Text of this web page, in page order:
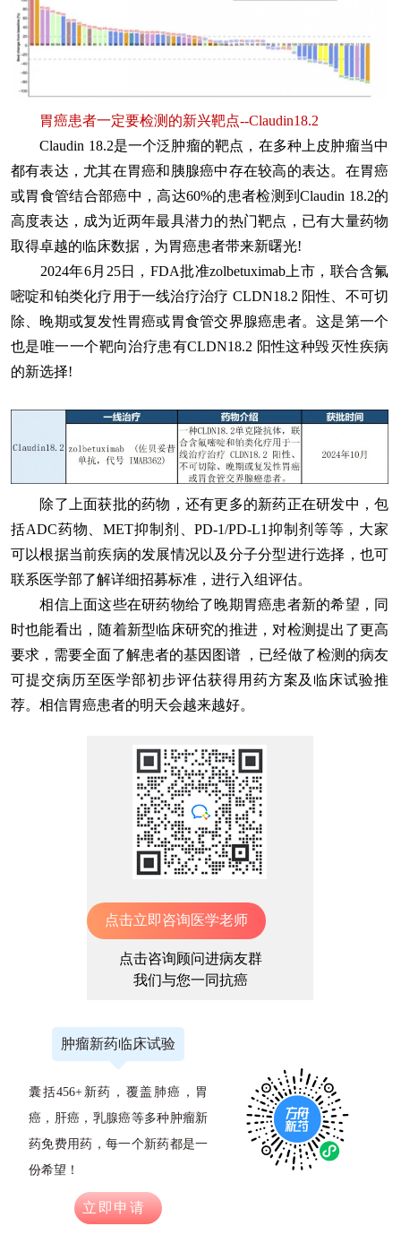
胃癌患者一定要检测的新兴靶点--Claudin18.2
Claudin 18.2是一个泛肿瘤的靶点，在多种上皮肿瘤当中
都有表达，尤其在胃癌和胰腺癌中存在较高的表达。在胃癌
或胃食管结合部癌中，高达60%的患者检测到Claudin 18.2的
高度表达，成为近两年最具潜力的热门靶点，已有大量药物
取得卓越的临床数据，为胃癌患者带来新曙光!
2024年6月25日，FDA批准zolbetuximab上市，联合含氟
嘧啶和铂类化疗用于一线治疗治疗 CLDN18.2 阳性、不可切
除、晚期或复发性胃癌或胃食管交界腺癌患者。这是第一个
也是唯一一个靶向治疗患有CLDN18.2 阳性这种毁灭性疾病
的新选择!
除了上面获批的药物，还有更多的新药正在研发中，包
括ADC药物、MET抑制剂、PD-1/PD-L1抑制剂等等，大家
可以根据当前疾病的发展情况以及分子分型进行选择，也可
联系医学部了解详细招募标准，进行入组评估。
相信上面这些在研药物给了晚期胃癌患者新的希望，同
时也能看出，随着新型临床研究的推进，对检测提出了更高
要求，需要全面了解患者的基因图谱 ，已经做了检测的病友
可提交病历至医学部初步评估获得用药方案及临床试验推
荐。相信胃癌患者的明天会越来越好。
点击立即咨询医学老师
点击咨询顾问进病友群
我们与您一同抗癌
肿瘤新药临床试验
囊括456+新药，覆盖肺癌，胃
癌，肝癌，乳腺癌等多种肿瘤新
药免费用药，每一个新药都是一
份希望！
立即申请